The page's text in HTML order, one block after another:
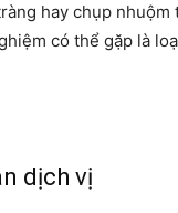
hay chụp
có thể gặp là
dịch vị